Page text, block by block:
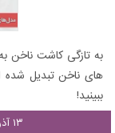
به تازگی کاشت ناخن
های ناخن تبدیل شده
ببینید!
۱۳ آذر ۱۳۹۶ - ۱۰:۲۷